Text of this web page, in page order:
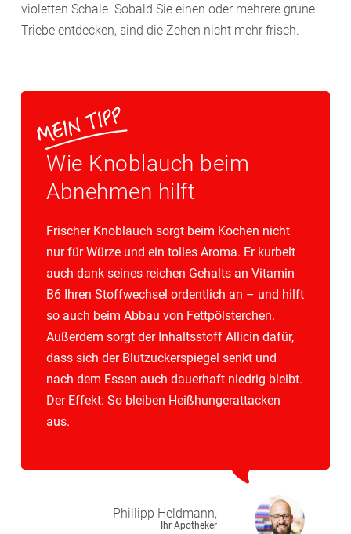
violetten Schale. Sobald Sie einen oder mehrere grüne
Triebe entdecken, sind die Zehen nicht mehr frisch.
Wie Knoblauch beim
Abnehmen hilft
Frischer Knoblauch sorgt beim Kochen nicht
nur für Würze und ein tolles Aroma. Er kurbelt
auch dank seines reichen Gehalts an Vitamin
B6 Ihren Stoffwechsel ordentlich an – und hilft
so auch beim Abbau von Fettpölsterchen.
Außerdem sorgt der Inhaltsstoff Allicin dafür,
dass sich der Blutzuckerspiegel senkt und
nach dem Essen auch dauerhaft niedrig bleibt.
Der Effekt: So bleiben Heißhungerattacken
aus.
Phillipp Heldmann,
Ihr Apotheker